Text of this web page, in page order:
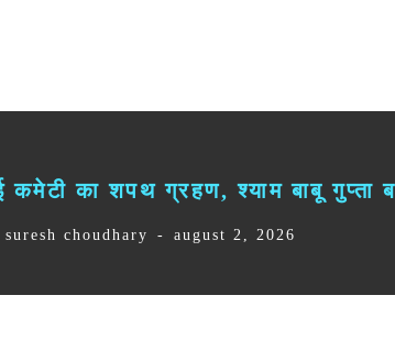
कमेटी का शपथ ग्रहण, श्याम बाबू गुप्ता
suresh choudhary - august 2, 2026